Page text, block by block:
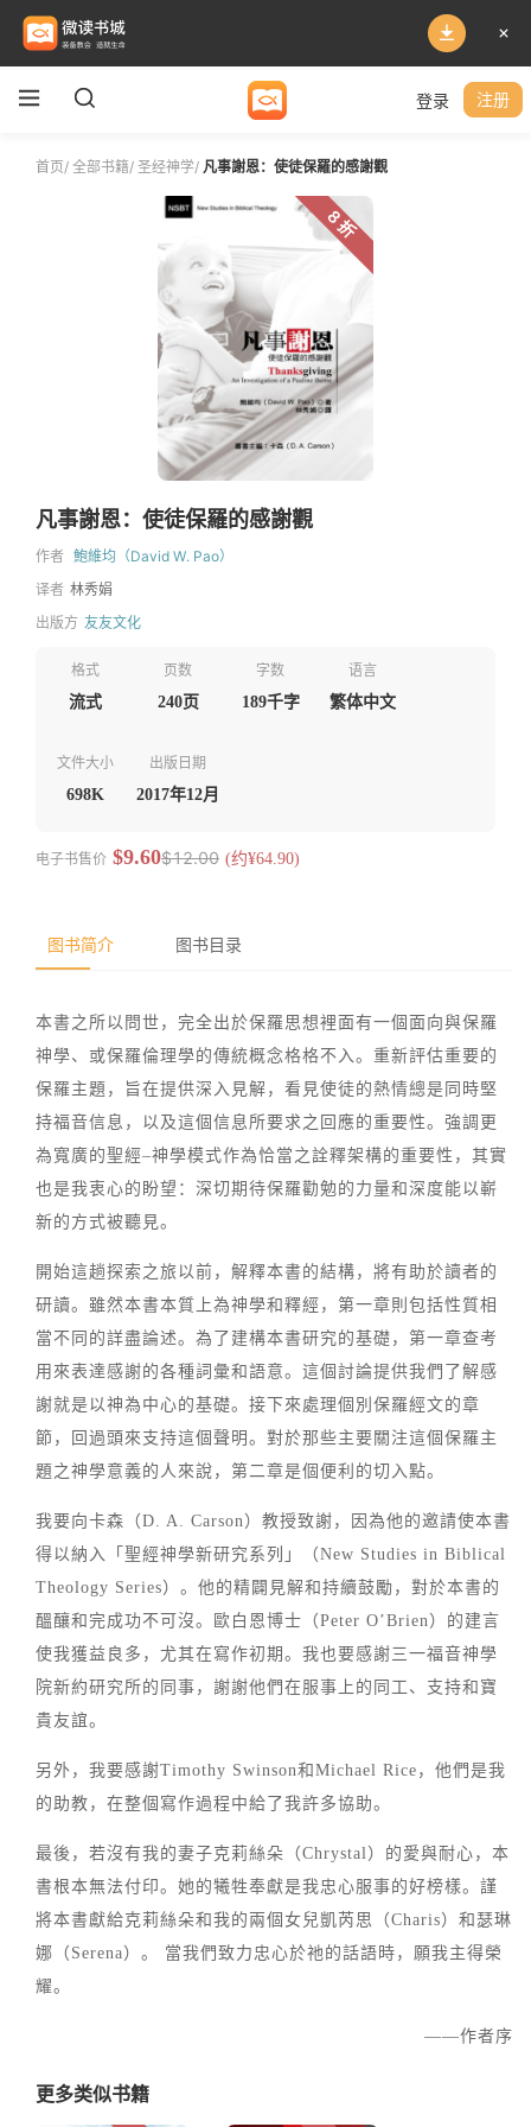
登录 注册
首页/ 全部书籍/ 圣经神学/ 凡事謝恩：使徒保羅的感謝觀
8 折
凡事謝恩：使徒保羅的感謝觀
作者 鮑維均（David W. Pao）
译者 林秀娟
出版方 友友文化
格式
流式
页数
240页
字数
189千字
语言
繁体中文
文件大小
698K
出版日期
2017年12月
电子书售价 $9.60$12.00 (约¥64.90)
图书简介 图书目录
本書之所以問世，完全出於保羅思想裡面有一個面向與保羅
神學、或保羅倫理學的傳統概念格格不入。重新評估重要的
保羅主題，旨在提供深入見解，看見使徒的熱情總是同時堅
持福音信息，以及這個信息所要求之回應的重要性。強調更
為寬廣的聖經–神學模式作為恰當之詮釋架構的重要性，其實
也是我衷心的盼望：深切期待保羅勸勉的力量和深度能以嶄
新的方式被聽見。
開始這趟探索之旅以前，解釋本書的結構，將有助於讀者的
研讀。雖然本書本質上為神學和釋經，第一章則包括性質相
當不同的詳盡論述。為了建構本書研究的基礎，第一章查考
用來表達感謝的各種詞彙和語意。這個討論提供我們了解感
謝就是以神為中心的基礎。接下來處理個別保羅經文的章
節，回過頭來支持這個聲明。對於那些主要關注這個保羅主
題之神學意義的人來說，第二章是個便利的切入點。
我要向卡森（D. A. Carson）教授致謝，因為他的邀請使本書
得以納入「聖經神學新研究系列」（New Studies in Biblical
Theology Series）。他的精闢見解和持續鼓勵，對於本書的
醞釀和完成功不可沒。歐白恩博士（Peter O’Brien）的建言
使我獲益良多，尤其在寫作初期。我也要感謝三一福音神學
院新約研究所的同事，謝謝他們在服事上的同工、支持和寶
貴友誼。
另外，我要感謝Timothy Swinson和Michael Rice，他們是我
的助教，在整個寫作過程中給了我許多協助。
最後，若沒有我的妻子克莉絲朵（Chrystal）的愛與耐心，本
書根本無法付印。她的犧牲奉獻是我忠心服事的好榜樣。謹
將本書獻給克莉絲朵和我的兩個女兒凱芮思（Charis）和瑟琳
娜（Serena）。 當我們致力忠心於祂的話語時，願我主得榮
耀。
——作者序
更多类似书籍